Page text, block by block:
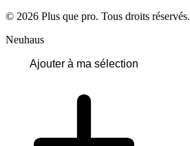
© 2026 Plus que pro. Tous droits réservés.
Neuhaus
Ajouter à ma sélection